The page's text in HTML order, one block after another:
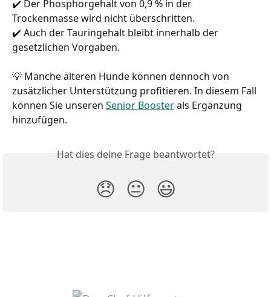
✔️ Der Phosphorgehalt von 0,9 % in der
Trockenmasse wird nicht überschritten.
✔️ Auch der Tauringehalt bleibt innerhalb der
gesetzlichen Vorgaben.
💡 Manche älteren Hunde können dennoch von
zusätzlicher Unterstützung profitieren. In diesem Fall
können Sie unseren Senior Booster als Ergänzung
hinzufügen.
Hat dies deine Frage beantwortet?
😞 😐 😃